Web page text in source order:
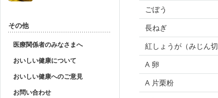
その他
医療関係者のみなさまへ
おいしい健康について
おいしい健康へのご意見
お問い合わせ
ごぼう
長ねぎ
紅しょうが（みじん
A 卵
A 片栗粉